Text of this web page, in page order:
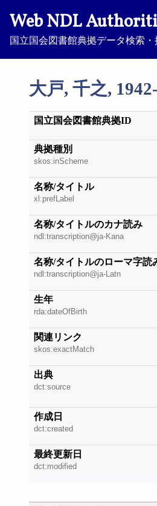
Web NDL
国立国会図書館典拠データ検索・
大戸, 千之, 1942-
国立国会図書館典拠ID
典拠種別
skos:inScheme
名称/タイトル
xl:prefLabel
名称/タイトルのカナ読み
ndl:transcription@ja-Kana
名称/タイトルのローマ字読
ndl:transcription@ja-Latn
生年
rda:dateOfBirth
関連リンク
skos:exactMatch
出典
dct:source
作成日
dct:created
最終更新日
dct:modified